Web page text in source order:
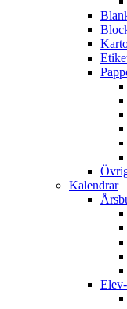
Kalendrar